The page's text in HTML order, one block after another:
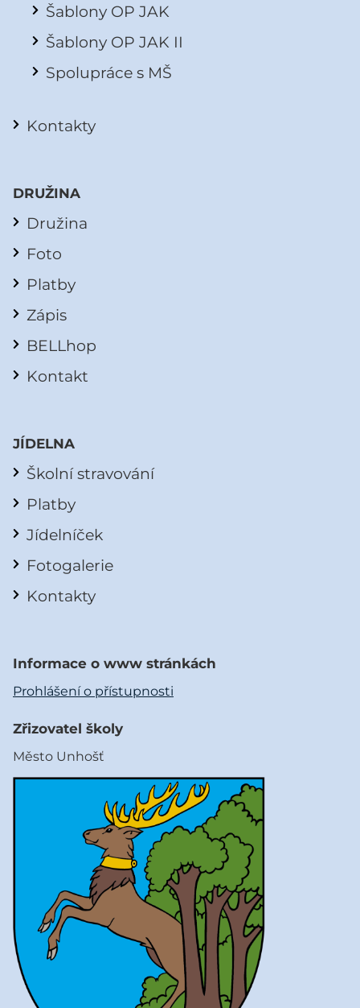
Šablony OP JAK
Šablony OP JAK II
Spolupráce s MŠ
Kontakty
DRUŽINA
Družina
Foto
Platby
Zápis
BELLhop
Kontakt
JÍDELNA
Školní stravování
Platby
Jídelníček
Fotogalerie
Kontakty
Informace o www stránkách
Prohlášení o přístupnosti
Zřizovatel školy
Město Unhošť